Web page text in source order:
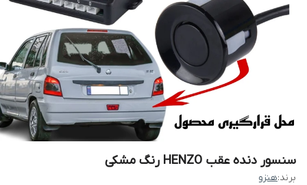
سنسور دنده عقب HENZO رنگ مشکی
برند:هنزو